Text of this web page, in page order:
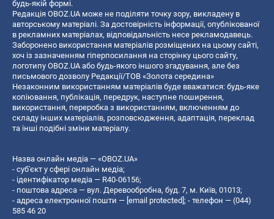
будь-якій формі.
Редакція OBOZ.UA може не поділяти точку зору, викладену в
авторському матеріалі. За достовірність інформації, опублікованої
в рекламних матеріалах, відповідальність несе рекламодавець.
Заборонено використання матеріалів розміщених на цьому сайті,
хоч із зазначенням гіперпосилання на сторінку цього сайту,
логотипу OBOZ.UA або будь-якого іншого згадування, але без
письмового дозволу Редакції/ТОВ «Золота середина»
Незаконним використанням матеріалів буде вважатися: будь-яке
копiювання, публiкацiя, передрук, наступне поширення,
використання, переробка з використанням, включенням до
складу інших матеріалів, розповсюдження, адаптація, переклад
та інші подібні зміни матеріалу.
Назва онлайн медіа — «OBOZ.UA»
- суб'єкт у сфері онлайн медіа;
- ідентифікатор медіа — R40-06156;
- поштова адреса — вул. Деревообробна, буд. 7, м. Київ, 01013;
- адреса електронної пошти — [email protected]; - телефон — (044)
585 46 20